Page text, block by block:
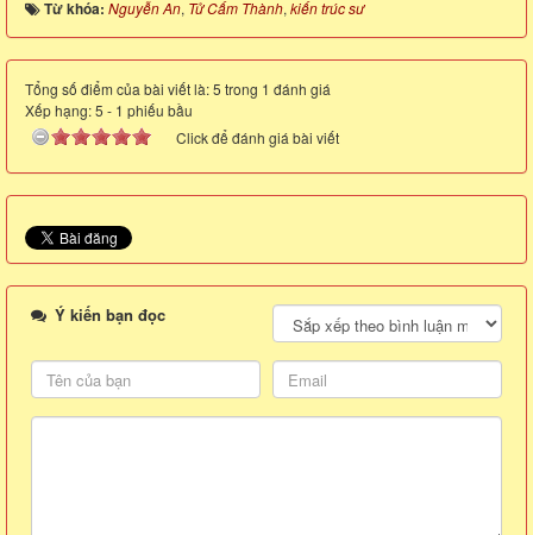
Từ khóa: Nguyễn An, Tử Cấm Thành, kiến trúc sư
Tổng số điểm của bài viết là: 5 trong 1 đánh giá
Xếp hạng:5 - 1 phiếu bầu
Click để đánh giá bài viết
Ý kiến bạn đọc